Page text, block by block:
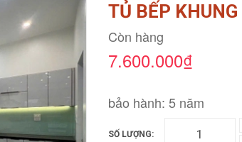
TỦ BẾP
Còn hàng
7.600.000₫
bảo hành: 5 năm
SỐ LƯỢNG: